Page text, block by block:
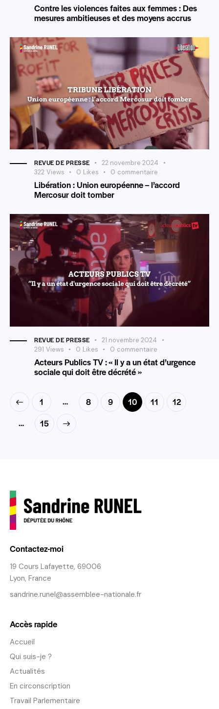
Contre les violences faites aux femmes : Des
mesures ambitieuses et des moyens accrus
REVUE DE PRESSE
22 novembre 2024
322 Views 0 Likes 0 commentaire
Libération : Union européenne – l’accord
Mercosur doit tomber
REVUE DE PRESSE
21 novembre 2024
291 Views 0 Likes 0 commentaire
Acteurs Publics TV : « Il y a un état d’urgence
sociale qui doit être décrété »
1 … 8 9 10 11
12
…
15
>
Contactez-moi
19 Cours Lafayette, 69006
Lyon, France
sandrine.runel@assemblee-nationale.fr
Accès rapide
Accueil
Qui suis-je ?
Actualités
En circonscription
Travail Parlementaire